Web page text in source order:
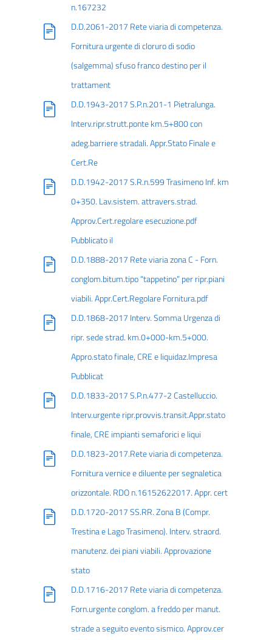
n.167232
D.D.2061-2017 Rete viaria di competenza.
Fornitura urgente di cloruro di sodio
(salgemma) sfuso franco destino per il
trattament
D.D.1943-2017 S.P.n.201-1 Pietralunga.
Interv.ripr.strutt.ponte km.5+800 con
adeg.barriere stradali. Appr.Stato Finale e
Cert.Re
D.D.1942-2017 S.R.n.599 Trasimeno Inf. km
0+350. Lav.sistem. attravers.strad.
Approv.Cert.regolare esecuzione.pdf
Pubblicato il
D.D.1888-2017 Rete viaria zona C - Forn.
conglom.bitum.tipo “tappetino” per ripr.piani
viabili. Appr.Cert.Regolare Fornitura.pdf
D.D.1868-2017 Interv. Somma Urgenza di
ripr. sede strad. km.0+000-km.5+000.
Appro.stato finale, CRE e liquidaz.Impresa
Pubblicat
D.D.1833-2017 S.P.n.477-2 Castelluccio.
Interv.urgente ripr.provvis.transit.Appr.stato
finale, CRE impianti semaforici e liqui
D.D.1823-2017.Rete viaria di competenza.
Fornitura vernice e diluente per segnaletica
orizzontale. RDO n.16152622017. Appr. cert
D.D.1720-2017 SS.RR. Zona B (Compr.
Trestina e Lago Trasimeno). Interv. straord.
manutenz. dei piani viabili. Approvazione
stato
D.D.1716-2017 Rete viaria di competenza.
Forn.urgente conglom. a freddo per manut.
strade a seguito evento sismico. Approv.cer